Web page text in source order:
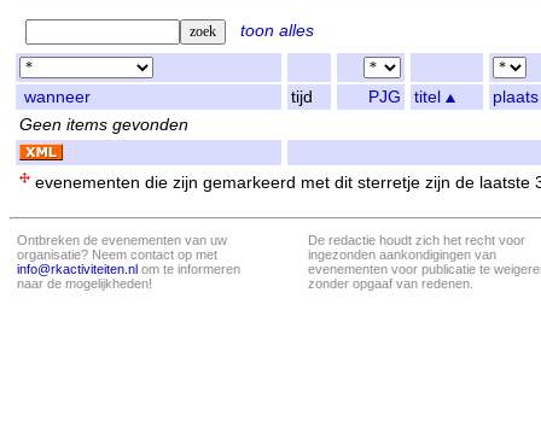
toon alles
wanneer tijd PJG titel
plaats
Geen items gevonden
evenementen die zijn gemarkeerd met dit sterretje zijn de laatste
Ontbreken de evenementen van uw
organisatie? Neem contact op met
info@rkactiviteiten.nl om te informeren
naar de mogelijkheden!
De redactie houdt zich het recht voor
ingezonden aankondigingen van
evenementen voor publicatie te
zonder opgaaf van redenen.